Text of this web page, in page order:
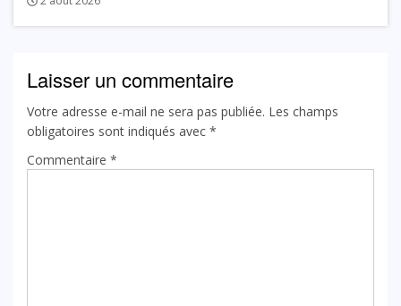
Laisser un commentaire
Votre adresse e-mail ne sera pas publiée. Les champs
obligatoires sont indiqués avec *
Commentaire *